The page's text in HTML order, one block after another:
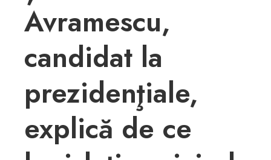
Avramescu,
candidat la
prezidenţiale,
explică de ce